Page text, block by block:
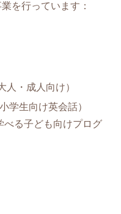
を行っています：
人・成人向け）
小学生向け英会話）
る子ども向けプログ